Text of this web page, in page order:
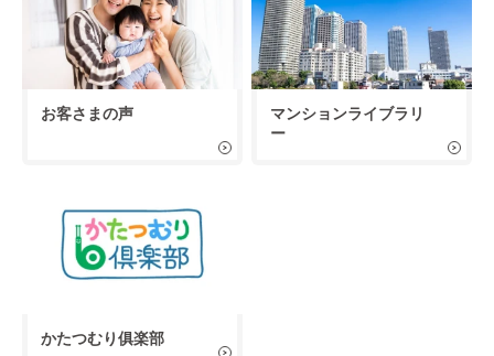
お客さまの声
マンションライブラリ
ー
かたつむり俱楽部